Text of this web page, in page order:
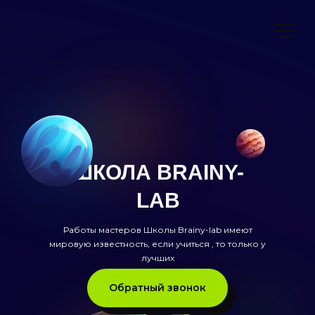
Работы мастеров Школы Brainy-lab имеют
мировую известность, если учиться , то только у
лучших
ШКОЛА BRAINY-
LAB
Обратный звонок